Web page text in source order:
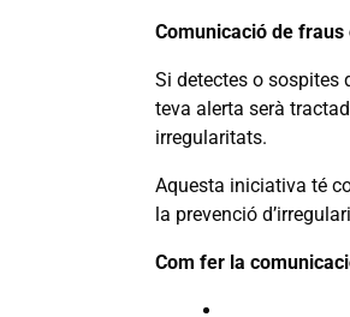
Comunicació de
Si detectes o sospites
teva alerta serà
irregularitats.
Aquesta iniciativa té
la prevenció
Com fer la